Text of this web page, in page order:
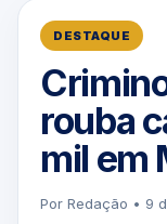
DESTAQUE
rouba
mil em
Por Redação • 9